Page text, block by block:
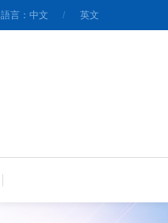
語言：中文 / 英文